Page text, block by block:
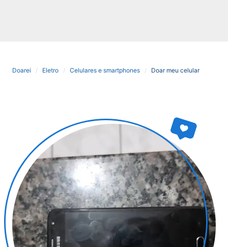
Doarei Eletro Celulares e smartphones Doar meu celular